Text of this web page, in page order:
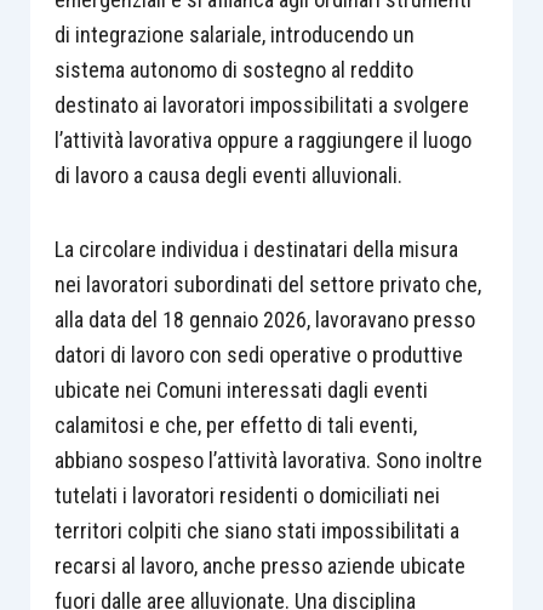
di integrazione salariale, introducendo un
sistema autonomo di sostegno al reddito
destinato ai lavoratori impossibilitati a svolgere
l’attività lavorativa oppure a raggiungere il luogo
di lavoro a causa degli eventi alluvionali.
La circolare individua i destinatari della misura
nei lavoratori subordinati del settore privato che,
alla data del 18 gennaio 2026, lavoravano presso
datori di lavoro con sedi operative o produttive
ubicate nei Comuni interessati dagli eventi
calamitosi e che, per effetto di tali eventi,
abbiano sospeso l’attività lavorativa. Sono inoltre
tutelati i lavoratori residenti o domiciliati nei
territori colpiti che siano stati impossibilitati a
recarsi al lavoro, anche presso aziende ubicate
fuori dalle aree alluvionate. Una disciplina